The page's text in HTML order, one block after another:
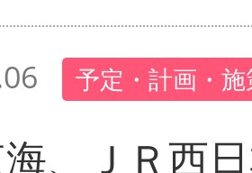
予定・計画・
海、ＪＲ西